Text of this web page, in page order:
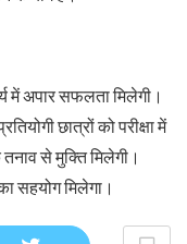
में अपार सफलता मिलेगी।
छात्रों को परीक्षा में
से मुक्ति मिलेगी।
सहयोग मिलेगा।